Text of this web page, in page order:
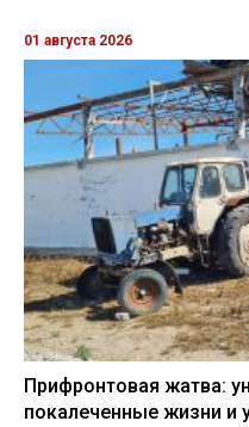
01 августа 2026
Прифронтовая жатва:
покалеченные жизни и